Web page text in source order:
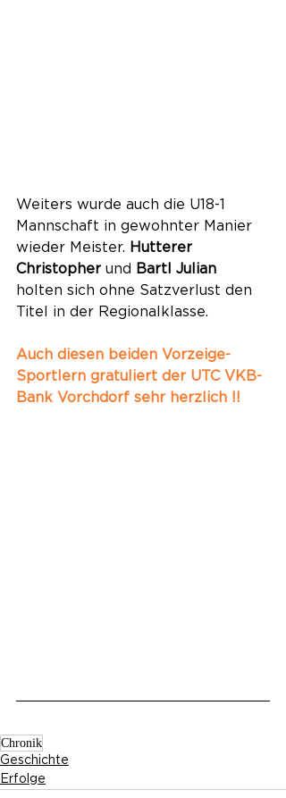
Weiters wurde auch die U18-1
Mannschaft in gewohnter Manier
wieder Meister. Hutterer
Christopher und
Bartl Julian
holten sich ohne Satzverlust den
Titel in der Regionalklasse.
Auch diesen beiden Vorzeige-
Sportlern gratuliert der UTC VKB-
Bank Vorchdorf sehr herzlich !!
Chronik
Geschichte
Erfolge